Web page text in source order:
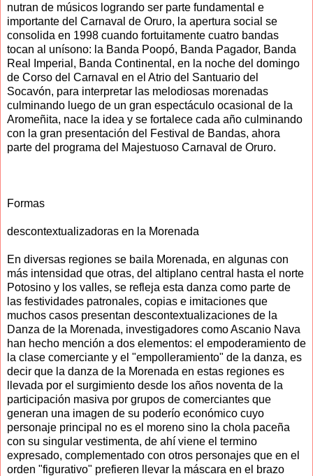
nutran de músicos logrando ser parte fundamental e
importante del Carnaval de Oruro, la apertura social se
consolida en 1998 cuando fortuitamente cuatro bandas
tocan al unísono: la Banda Poopó, Banda Pagador, Banda
Real Imperial, Banda Continental, en la noche del domingo
de Corso del Carnaval en el Atrio del Santuario del
Socavón, para interpretar las melodiosas morenadas
culminando luego de un gran espectáculo ocasional de la
Aromeñita, nace la idea y se fortalece cada año culminando
con la gran presentación del Festival de Bandas, ahora
parte del programa del Majestuoso Carnaval de Oruro.
Formas
descontextualizadoras en la Morenada
En diversas regiones se baila Morenada, en algunas con
más intensidad que otras, del altiplano central hasta el norte
Potosino y los valles, se refleja esta danza como parte de
las festividades patronales, copias e imitaciones que
muchos casos presentan descontextualizaciones de la
Danza de la Morenada, investigadores como Ascanio Nava
han hecho mención a dos elementos: el empoderamiento de
la clase comerciante y el "empolleramiento" de la danza, es
decir que la danza de la Morenada en estas regiones es
llevada por el surgimiento desde los años noventa de la
participación masiva por grupos de comerciantes que
generan una imagen de su poderío económico cuyo
personaje principal no es el moreno sino la chola paceña
con su singular vestimenta, de ahí viene el termino
expresado, complementado con otros personajes que en el
orden "figurativo" prefieren llevar la máscara en el brazo